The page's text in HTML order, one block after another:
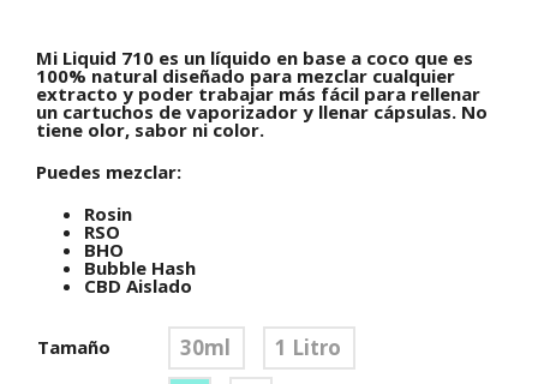
Precio
Normal
$17.990
.
hasta
Mi Liquid 710 es un líquido en base a coco que es
100% natural diseñado para mezclar cualquier
extracto y poder trabajar más fácil para rellenar
un cartuchos de vaporizador y llenar cápsulas. No
tiene olor, sabor ni color.
Puedes mezclar:
Rosin
RSO
BHO
Bubble Hash
CBD Aislado
Tamaño 30ml 1 Litro